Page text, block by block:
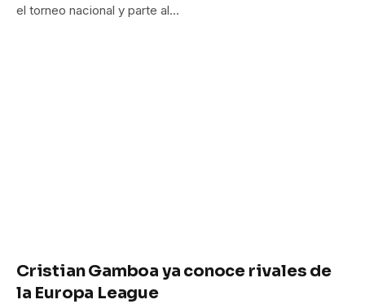
el torneo nacional y parte al…
Cristian Gamboa ya conoce rivales de
la Europa League